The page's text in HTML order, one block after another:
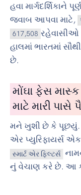
હવા માર્ગદર્શિકાને
જવાબ આપવા માટે,
617,508 રહેવાસીઓ
હાલમાં ભારતમાં
છે.
મોંઘા ફેસ
માટે મારી
મને ખુશી છે કે પૂછયું.
એર પ્યુરિફાયર્સ
સ્માર્ટ એર ફિલ્ટર્સ
નું વેચાણ કરે છે. આ